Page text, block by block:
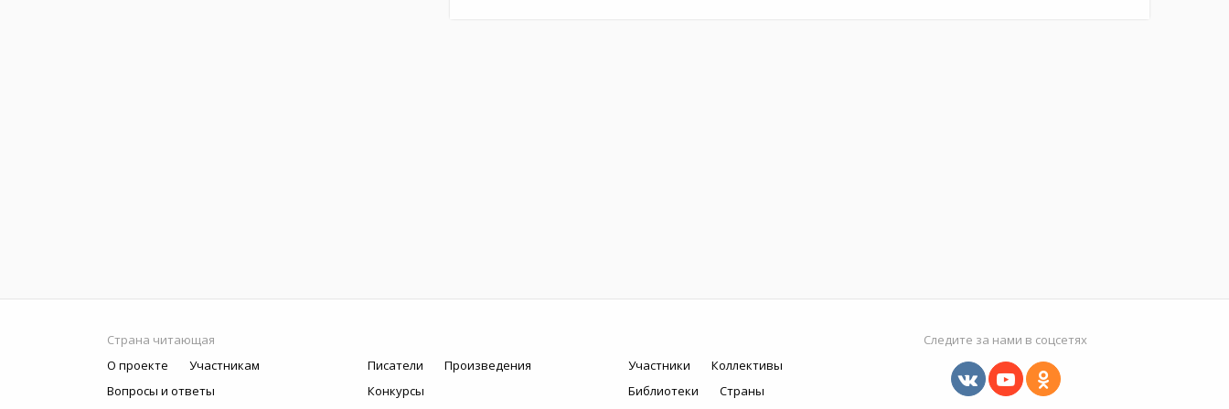
Страна читающая
О проекте
Участникам
Вопросы и ответы
Писатели
Произведения
Конкурсы
Участники
Коллективы
Библиотеки
Страны
Следите за нами в соцсетях